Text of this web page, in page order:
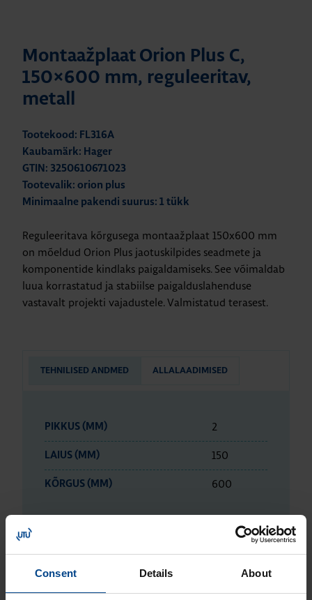
Consent Details About
Montaažplaat Orion Plus C,
150×600 mm, reguleeritav,
metall
Tootekood: FL316A
Kaubamärk: Hager
GTIN: 3250610671023
Tootevalik: orion plus
Minimaalne pakendi suurus: 1 tükk
Reguleeritava kõrgusega montaažplaat 150x600 mm
on mõeldud Orion Plus jaotuskilpides seadmete ja
komponentide kindlaks paigaldamiseks. See võimaldab
luua korrastatud ja stabiilse paigalduslahenduse
vastavalt projekti vajadustele. Valmistatud terasest.
TEHNILISED ANDMED ALLALAADIMISED
PIKKUS (MM) 2
LAIUS (MM) 150
KÕRGUS (MM) 600